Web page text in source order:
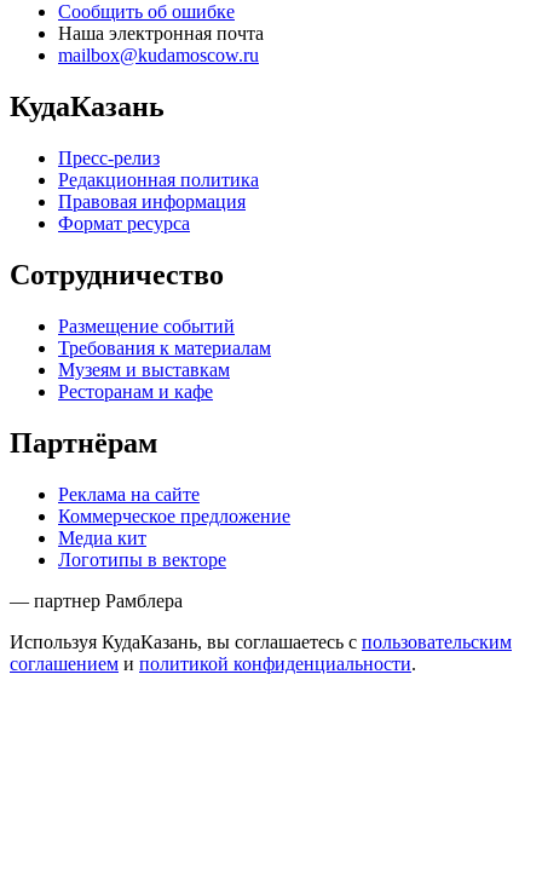
Сообщить об ошибке
Наша электронная почта
mailbox@kudamoscow.ru
КудаКазань
Пресс-релиз
Редакционная политика
Правовая информация
Формат ресурса
Сотрудничество
Размещение событий
Требования к материалам
Музеям и выставкам
Ресторанам и кафе
Партнёрам
Реклама на сайте
Коммерческое предложение
Медиа кит
Логотипы в векторе
— партнер Рамблера
Используя КудаКазань, вы соглашаетесь с пользовательским
соглашением и политикой конфиденциальности.